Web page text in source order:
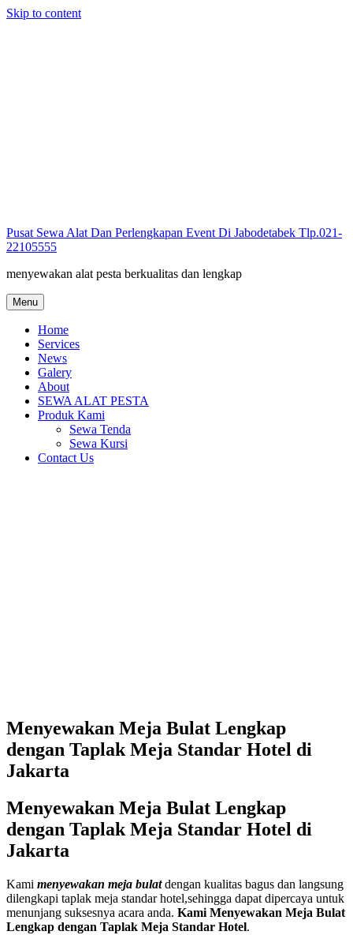
Skip to content
Pusat Sewa Alat Dan Perlengkapan Event Di Jabodetabek Tlp.021-
22105555
menyewakan alat pesta berkualitas dan lengkap
Menu
Home
Services
News
Galery
About
SEWA ALAT PESTA
Produk Kami
Sewa Tenda
Sewa Kursi
Contact Us
Menyewakan Meja Bulat Lengkap
dengan Taplak Meja Standar Hotel di
Jakarta
Menyewakan Meja Bulat Lengkap
dengan Taplak Meja Standar Hotel di
Jakarta
Kami menyewakan meja bulatdengan kualitas bagus dan langsung
dilengkapi taplak meja standar hotel,sehingga dapat dipercaya untuk
menunjang suksesnya acara anda. Kami Menyewakan Meja Bulat
Lengkap dengan Taplak Meja Standar Hotel.